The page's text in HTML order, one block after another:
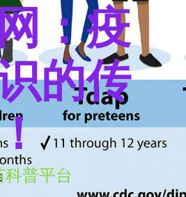
：疫
的传
普平台